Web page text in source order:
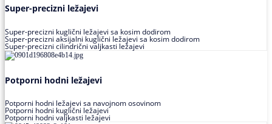
Super-precizni ležajevi
Super-precizni kuglični ležajevi sa kosim dodirom
Super-precizni aksijalni kuglični ležajevi sa kosim dodirom
Super-precizni cilindrični valjkasti ležajevi
Potporni hodni ležajevi
Potporni hodni ležajevi sa navojnom osovinom
Potporni hodni kuglični ležajevi
Potporni hodni valjkasti ležajevi